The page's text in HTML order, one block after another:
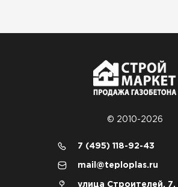
© 2010-2026
7 (495) 118-92-43
mail@teploplas.ru
улица Строителей,